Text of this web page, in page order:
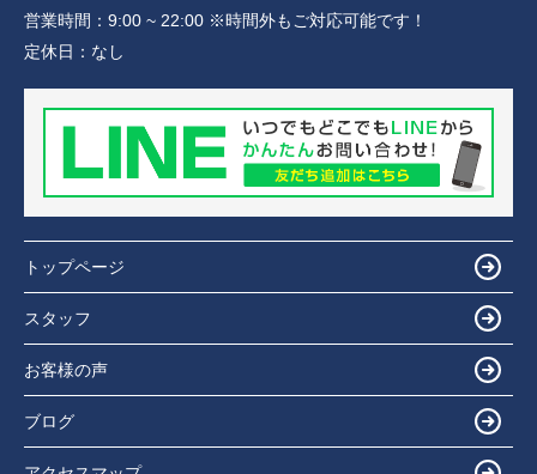
営業時間： 9:00 ~ 22:00 ※時間外もご対応可能です！
定休日： なし
トップページ
スタッフ
お客様の声
ブログ